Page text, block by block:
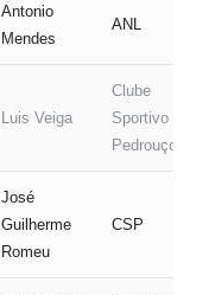
Antonio
Mendes
ANL
Luis Veiga
Clube
Sportivo de
Pedrouços
José
Guilherme
Romeu
CSP